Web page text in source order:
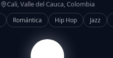
Cali, Valle del Cauca, Colombia
Romántica Hip Hop Jazz